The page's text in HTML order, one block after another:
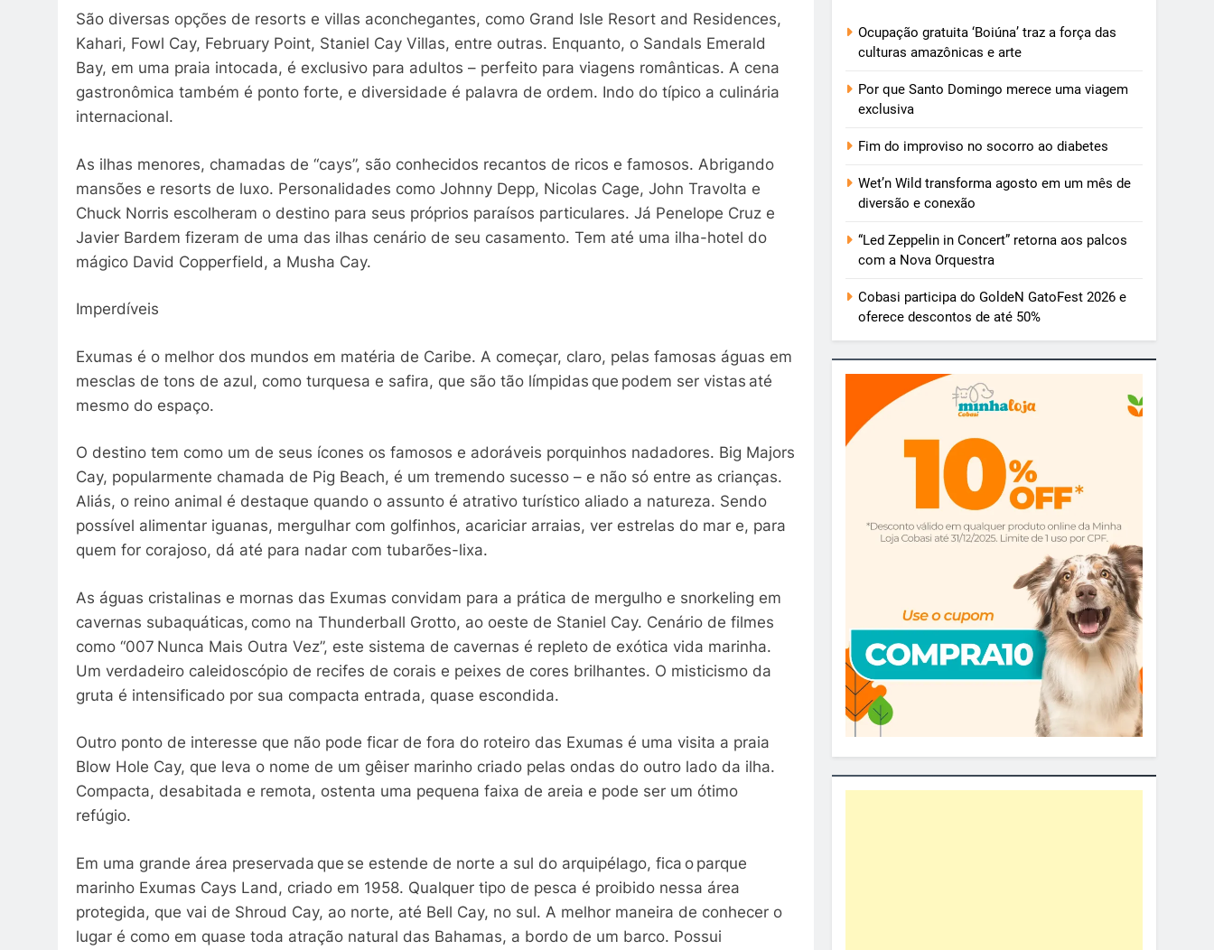
São diversas opções de resorts e villas aconchegantes, como Grand Isle Resort and Residences,
Kahari, Fowl Cay, February Point, Staniel Cay Villas, entre outras. Enquanto, o Sandals Emerald
Bay, em uma praia intocada, é exclusivo para adultos – perfeito para viagens românticas. A cena
gastronômica também é ponto forte, e diversidade é palavra de ordem. Indo do típico a culinária
internacional.
As ilhas menores, chamadas de “cays”, são conhecidos recantos de ricos e famosos. Abrigando
mansões e resorts de luxo. Personalidades como Johnny Depp, Nicolas Cage, John Travolta e
Chuck Norris escolheram o destino para seus próprios paraísos particulares. Já Penelope Cruz e
Javier Bardem fizeram de uma das ilhas cenário de seu casamento. Tem até uma ilha-hotel do
mágico David Copperfield, a Musha Cay.
Imperdíveis
Exumas é o melhor dos mundos em matéria de Caribe. A começar, claro, pelas famosas águas em
mesclas de tons de azul, como turquesa e safira, que são tão límpidas que podem ser vistas até
mesmo do espaço.
O destino tem como um de seus ícones os famosos e adoráveis porquinhos nadadores. Big Majors
Cay, popularmente chamada de Pig Beach, é um tremendo sucesso – e não só entre as crianças.
Aliás, o reino animal é destaque quando o assunto é atrativo turístico aliado a natureza. Sendo
possível alimentar iguanas, mergulhar com golfinhos, acariciar arraias, ver estrelas do mar e, para
quem for corajoso, dá até para nadar com tubarões-lixa.
As águas cristalinas e mornas das Exumas convidam para a prática de mergulho e snorkeling em
cavernas subaquáticas, como na Thunderball Grotto, ao oeste de Staniel Cay. Cenário de filmes
como “007 Nunca Mais Outra Vez”, este sistema de cavernas é repleto de exótica vida marinha.
Um verdadeiro caleidoscópio de recifes de corais e peixes de cores brilhantes. O misticismo da
gruta é intensificado por sua compacta entrada, quase escondida.
Outro ponto de interesse que não pode ficar de fora do roteiro das Exumas é uma visita a praia
Blow Hole Cay, que leva o nome de um gêiser marinho criado pelas ondas do outro lado da ilha.
Compacta, desabitada e remota, ostenta uma pequena faixa de areia e pode ser um ótimo
refúgio.
Em uma grande área preservada que se estende de norte a sul do arquipélago, fica o parque
marinho Exumas Cays Land, criado em 1958. Qualquer tipo de pesca é proibido nessa área
protegida, que vai de Shroud Cay, ao norte, até Bell Cay, no sul. A melhor maneira de conhecer o
lugar é como em quase toda atração natural das Bahamas, a bordo de um barco. Possui
Ocupação gratuita ‘Boiúna’ traz a força das
culturas amazônicas e arte
Por que Santo Domingo merece uma viagem
exclusiva
Fim do improviso no socorro ao diabetes
Wet’n Wild transforma agosto em um mês de
diversão e conexão
“Led Zeppelin in Concert” retorna aos palcos
com a Nova Orquestra
Cobasi participa do GoldeN GatoFest 2026 e
oferece descontos de até 50%